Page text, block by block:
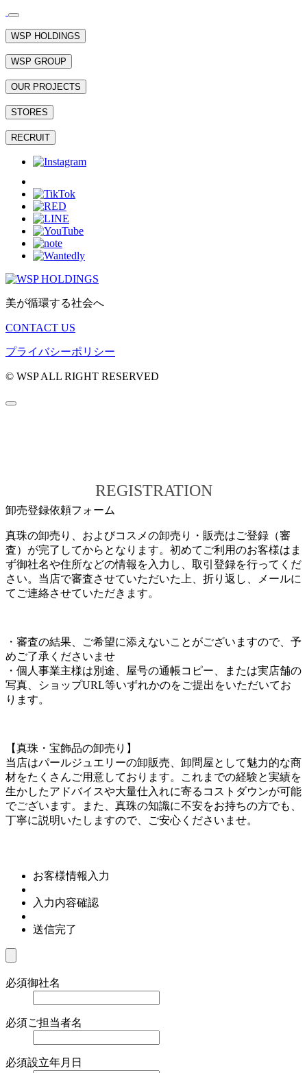
WSP HOLDINGS
WSP GROUP
OUR PROJECTS
STORES
RECRUIT
美が循環する社会へ
CONTACT US
プライバシーポリシー
© WSP ALL RIGHT RESERVED
REGISTRATION
卸売登録依頼フォーム
真珠の卸売り、およびコスメの卸売り・販売はご登録（審
査）が完了してからとなります。初めてご利用のお客様はま
ず御社名や住所などの情報を入力し、取引登録を行ってくだ
さい。当店で審査させていただいた上、折り返し、メールに
てご連絡させていただきます。
・審査の結果、ご希望に添えないことがございますので、予
めご了承くださいませ
・個人事業主様は別途、屋号の通帳コピー、または実店舗の
写真、ショップURL等いずれかのをご提出をいただいてお
ります。
【真珠・宝飾品の卸売り】
当店はパールジュエリーの卸販売、卸問屋として魅力的な商
材をたくさんご用意しております。これまでの経験と実績を
生かしたアドバイスや大量仕入れに寄るコストダウンが可能
でございます。また、真珠の知識に不安をお持ちの方でも、
丁寧に説明いたしますので、ご安心くださいませ。
お客様情報入力
入力内容確認
送信完了
必須御社名
必須ご担当者名
必須設立年月日